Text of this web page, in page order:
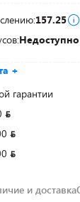
+
гарантии
157.25
Недоступно
и доставка